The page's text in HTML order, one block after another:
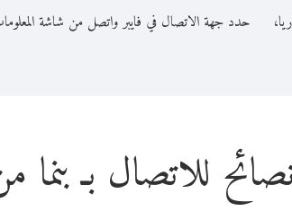
حدد جهة الاتصال في فايبر واتصل من شاشة
للاتصال بـ بنما